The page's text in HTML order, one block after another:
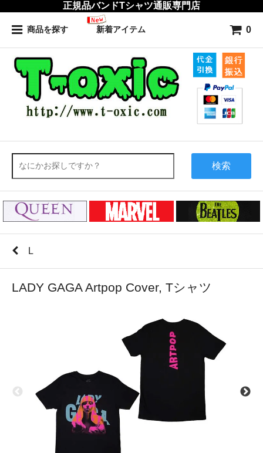
正規品バンドTシャツ通販専門店
商品を探す 新着アイテム 0
検索
L
LADY GAGA Artpop Cover, Tシャツ